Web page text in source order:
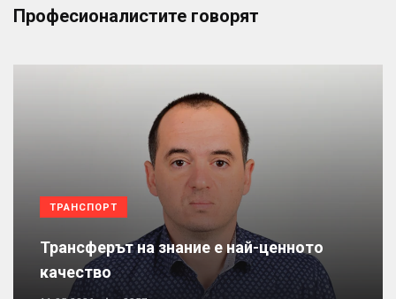
Професионалистите говорят
ТРАНСПОРТ
Трансферът на знание е най-ценното
качество